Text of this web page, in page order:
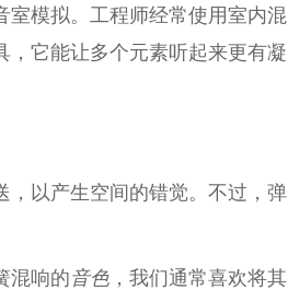
室模拟。工程师经常使用室内混
它能让多个元素听起来更有凝
以产生空间的错觉。不过，弹
混响的音色 ，我们通常喜欢将其